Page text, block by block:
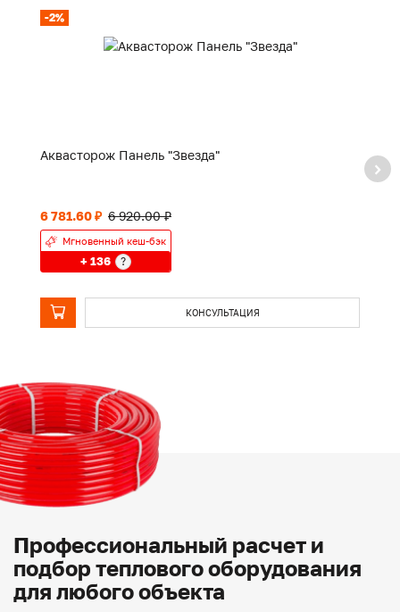
-2%
Аквасторож Панель "Звезда"
6 781.60 ₽ 6 920.00 ₽
Мгновенный кеш-бэк
+ 136 ?
КОНСУЛЬТАЦИЯ
Профессиональный расчет и
подбор теплового оборудования
для любого объекта